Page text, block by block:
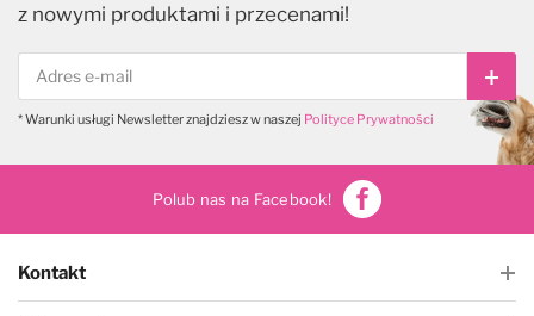
z nowymi produktami i przecenami!
* Warunki usługi Newsletter znajdziesz w naszej Polityce Prywatności
Polub nas na Facebook!
Kontakt